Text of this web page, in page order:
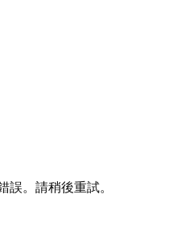
。請稍後重試。